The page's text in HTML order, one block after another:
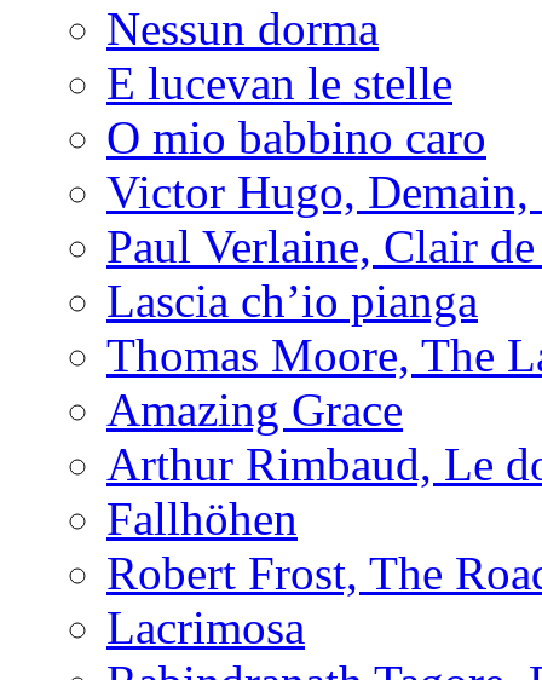
Nessun dorma
E lucevan le stelle
O mio babbino caro
Victor Hugo, Demain,
Paul Verlaine, Clair
Lascia ch’io pianga
Thomas Moore, The
Amazing Grace
Arthur Rimbaud, Le
Fallhöhen
Robert Frost, The
Lacrimosa